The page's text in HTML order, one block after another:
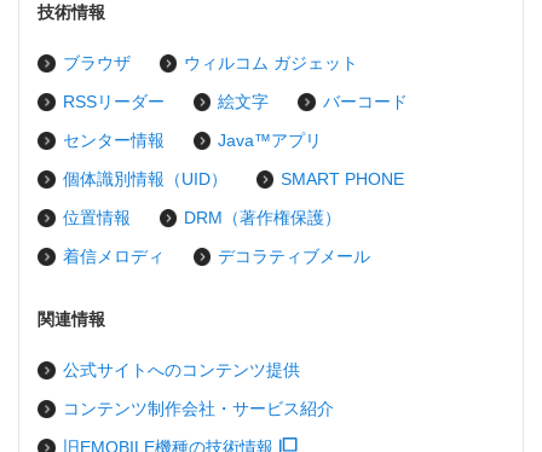
技術情報
ブラウザ
ウィルコム ガジェット
RSSリーダー
絵文字
バーコード
センター情報
Java™アプリ
個体識別情報（UID）
SMART PHONE
位置情報
DRM（著作権保護）
着信メロディ
デコラティブメール
関連情報
公式サイトへのコンテンツ提供
コンテンツ制作会社・サービス紹介
旧EMOBILE機種の技術情報